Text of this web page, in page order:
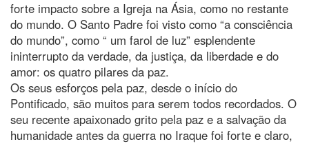
forte impacto sobre a Igreja na Ásia, como no restante
do mundo. O Santo Padre foi visto como “a consciência
do mundo”, como “ um farol de luz” esplendente
ininterrupto da verdade, da justiça, da liberdade e do
amor: os quatro pilares da paz.
Os seus esforços pela paz, desde o início do
Pontificado, são muitos para serem todos recordados. O
seu recente apaixonado grito pela paz e a salvação da
humanidade antes da guerra no Iraque foi forte e claro,